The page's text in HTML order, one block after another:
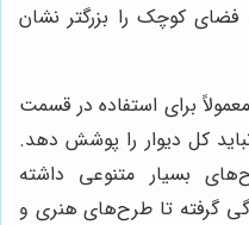
کوچک را بزرگتر نشان
برای استفاده در قسمت
کل دیوار را پوشش دهد.
بسیار متنوعی داشته
گرفته تا طرح‌های هنری و